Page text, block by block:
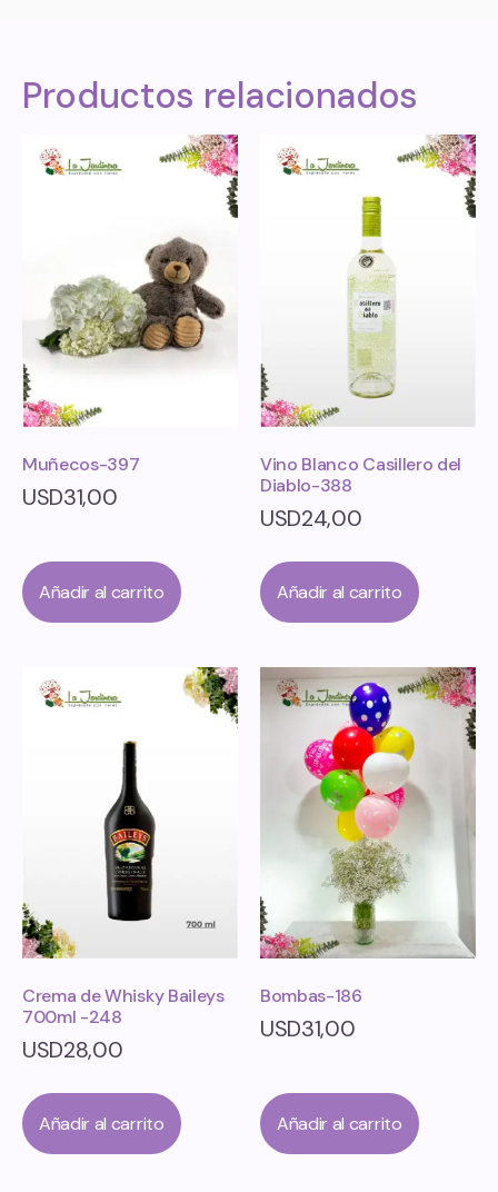
Productos relacionados
Muñecos-397
USD31,00
Añadir al carrito
Vino Blanco Casillero del
Diablo-388
USD24,00
Añadir al carrito
Crema de Whisky Baileys
700ml -248
USD28,00
Añadir al carrito
Bombas-186
USD31,00
Añadir al carrito